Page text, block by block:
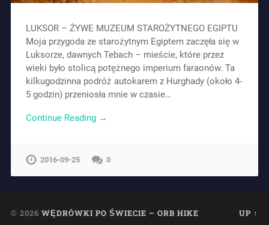
LUKSOR – ŻYWE MUZEUM STAROŻYTNEGO EGIPTU
Moja przygoda ze starożytnym Egiptem zaczęła się w
Luksorze, dawnych Tebach – mieście, które przez
wieki było stolicą potężnego imperium faraonów. Ta
kilkugodzinna podróż autokarem z Hurghady (około 4-
5 godzin) przeniosła mnie w czasie…
Continue Reading →
2016-09-25 0
© 2026 WĘDRÓWKI PO ŚWIECIE – ORB HIKE UP ↑